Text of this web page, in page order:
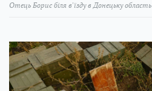
Отець Борис біля в'їзду в Донецьку область